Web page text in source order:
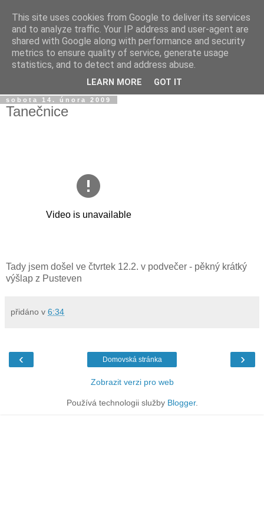
Jirkův blog
Na tento blog posílám fotky a videa z mobilu a taky sem
občas píšu jen tak...
sobota 14. února 2009
Tanečnice
Tady jsem došel ve čtvrtek 12.2. v podvečer - pěkný krátký
výšlap z Pusteven
přidáno v 6:34
‹ ›
Domovská stránka
Zobrazit verzi pro web
Používá technologii služby Blogger.
This site uses cookies from Google to deliver its services
and to analyze traffic. Your IP address and user-agent are
shared with Google along with performance and security
metrics to ensure quality of service, generate usage
statistics, and to detect and address abuse.
LEARN MORE GOT IT